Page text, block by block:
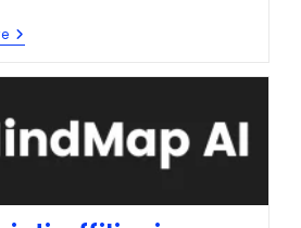
Microsoft
Word
Migliori
Funzionalità